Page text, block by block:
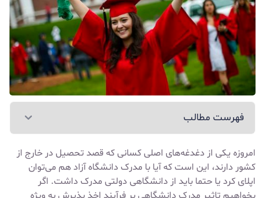
فهرست مطالب
امروزه یکی از دغدغه‌های اصلی کسانی که قصد تحصیل در خارج از
کشور دارند، این است که آیا با مدرک دانشگاه آزاد هم می‌توان
اپلای کرد یا حتما باید از دانشگاهی دولتی مدرک داشت. اگر